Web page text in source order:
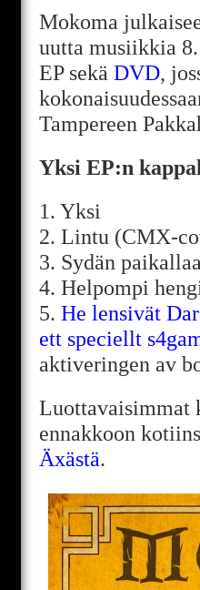
Mokoma
uutta musiikkia
EP sekä DVD,
Tampereen
Yksi EP:n
1. Yksi
2. Lintu (CMX-
3. Sydän
4. Helpompi
5. He lensivät
ett speciellt
aktiveringen av
Luottavaisimmat
ennakkoon
Äxästä.